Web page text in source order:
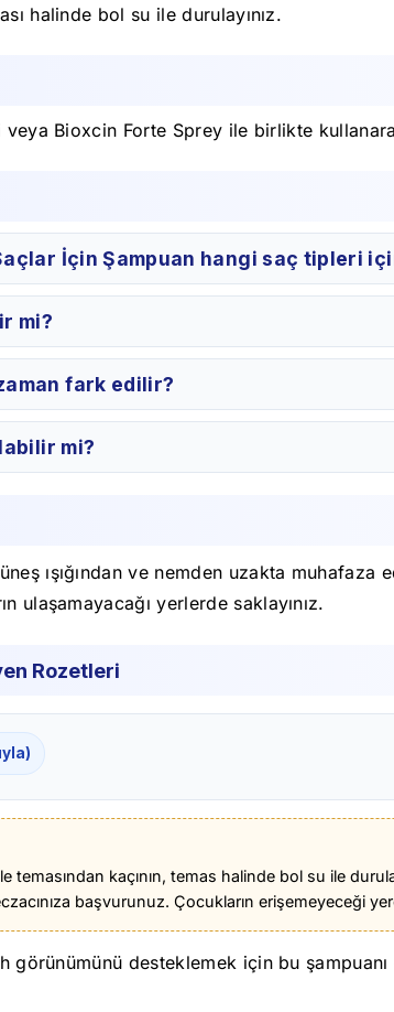
halinde bol su ile durulayınız.
Bioxcin Forte Sprey ile birlikte
İçin Şampuan hangi saç tipleri
mi?
fark edilir?
mi?
ışığından ve nemden uzakta
ulaşamayacağı yerlerde saklayınız.
Rozetleri
temasından kaçının, temas halinde bol su ile
başvurunuz. Çocukların erişemeyeceği
görünümünü desteklemek için bu